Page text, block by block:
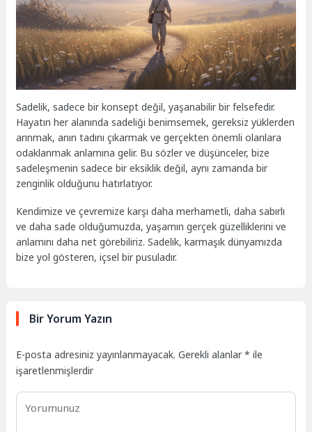
Sadelik, sadece bir konsept değil, yaşanabilir bir felsefedir.
Hayatın her alanında sadeliği benimsemek, gereksiz yüklerden
arınmak, anın tadını çıkarmak ve gerçekten önemli olanlara
odaklanmak anlamına gelir. Bu sözler ve düşünceler, bize
sadeleşmenin sadece bir eksiklik değil, aynı zamanda bir
zenginlik olduğunu hatırlatıyor.
Kendimize ve çevremize karşı daha merhametli, daha sabırlı
ve daha sade olduğumuzda, yaşamın gerçek güzelliklerini ve
anlamını daha net görebiliriz. Sadelik, karmaşık dünyamızda
bize yol gösteren, içsel bir pusuladır.
Bir Yorum Yazın
E-posta adresiniz yayınlanmayacak. Gerekli alanlar* ile
işaretlenmişlerdir